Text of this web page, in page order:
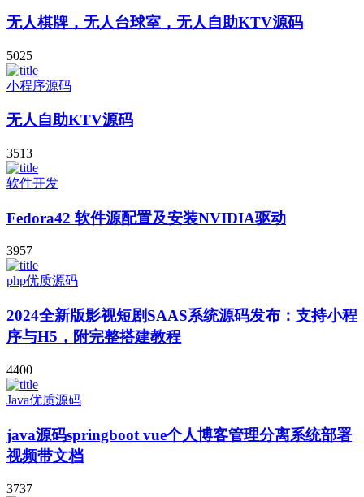
无人棋牌，无人台球室，无人自助KTV源码
5025
小程序源码
无人自助KTV源码
3513
软件开发
Fedora42 软件源配置及安装NVIDIA驱动
3957
php优质源码
2024全新版影视短剧SAAS系统源码发布：支持小程
序与H5，附完整搭建教程
4400
Java优质源码
java源码springboot vue个人博客管理分离系统部署
视频带文档
3737